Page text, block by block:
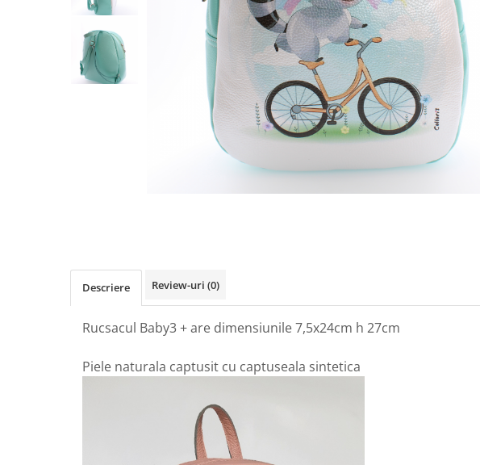
Descriere Review-uri (0)
Rucsacul Baby3 + are dimensiunile 7,5x24cm h 27cm
Piele naturala captusit cu captuseala sintetica